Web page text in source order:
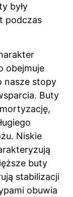
były
podczas
obejmuje
nasze stopy
Buty
Niskie
buty
stabilizacji
obuwia